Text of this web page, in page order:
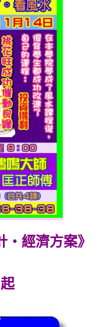
‧經濟方案》